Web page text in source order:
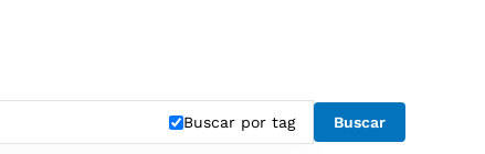
Buscar por tag Buscar